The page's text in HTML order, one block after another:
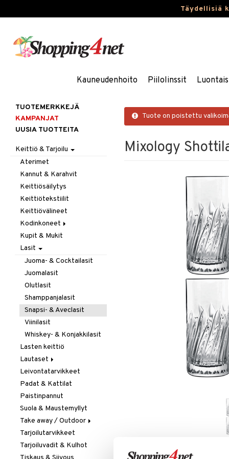
Täydellisiä
Kauneudenhoito Piilolinssit
Tuote on poistettu
Mixology
TUOTEMERKKEJÄ
KAMPANJAT
UUSIA TUOTTEITA
Keittiö & Tarjoilu
Aterimet
Kannut & Karahvit
Keittiösäilytys
Keittiötekstiilit
Keittiövälineet
Kodinkoneet
Kahvi, Tee & Espresso
Leivänpaahtimet
Mixerit &
Sähkövatkaimet
Muut koneet
Vedenkeittimet
Kupit & Mukit
Lasit
Juoma- & Cocktailasit
Juomalasit
Olutlasit
Shamppanjalasit
Snapsi- & Aveclasit
Viinilasit
Whiskey- & Konjakkilasit
Lasten keittiö
Lautaset
Asetit
Ruokalautaset
Syvät lautaset
Leivontatarvikkeet
Padat & Kattilat
Paistinpannut
Suola & Maustemyllyt
Take away / Outdoor
Eväslaatikot
Pullot
Tarjoilutarvikkeet
Tarjoiluvadit & Kulhot